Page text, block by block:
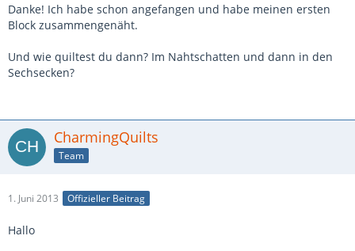
Danke! Ich habe schon angefangen und habe meinen ersten
Block zusammengenäht.
Und wie quiltest du dann? Im Nahtschatten und dann in den
Sechsecken?
CharmingQuilts
Team
1. Juni 2013 Offizieller Beitrag
Hallo